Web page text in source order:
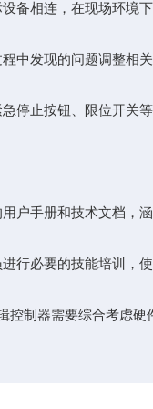
相连，在现场环境下
发现的问题调整相关
止按钮、限位开关等
手册和技术文档，涵
必要的技能培训，使
制器需要综合考虑硬